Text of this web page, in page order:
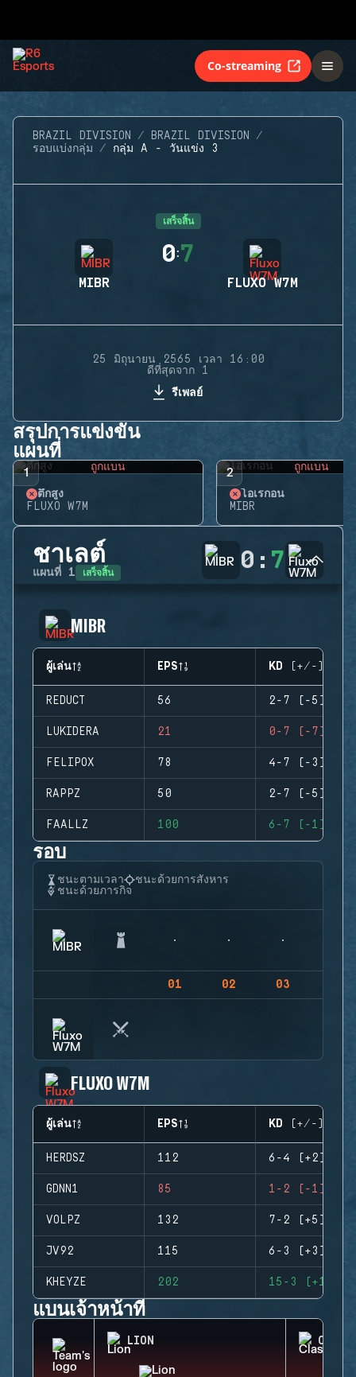
Co-streaming
BRAZIL DIVISION
BRAZIL DIVISION
รอบแบ่งกลุ่ม
กลุ่ม A - วันแข่ง 3
เสร็จสิ้น
MIBR
0:7
FLUXO W7M
25 มิถุนายน 2565 เวลา 16:00
ดีที่สุดจาก 1
รีเพลย์
สรุปการแข่งขัน
แผนที่
1 ถูกแบน
ตึกสูง
FLUXO W7M
2 ถูกแบน
โอเรกอน
MIBR
ชาเลต์
แผนที่ 1 เสร็จสิ้น 0 : 7
MIBR
ผู้เล่น EPS KD (+/-)
REDUCT 56 2-7 (-5)
LUKIDERA 21 0-7 (-7)
FELIPOX 78 4-7 (-3)
RAPPZ 50 2-7 (-5)
FAALLZ 100 6-7 (-1)
รอบ
ชนะตามเวลา
ชนะด้วยการสังหาร
ชนะด้วยภารกิจ
01 02 03
FLUXO W7M
ผู้เล่น EPS KD (+/-)
HERDSZ 112 6-4 (+2)
GDNN1 85 1-2 (-1)
VOLPZ 132 7-2 (+5)
JV92 115 6-3 (+3)
KHEYZE 202 15-3 (+12)
แบนเจ้าหน้าที่
LION CLASH